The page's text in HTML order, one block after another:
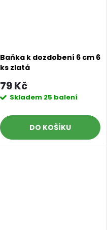
Baňka k dozdobení 6 cm 6
ks zlatá
79 Kč
Skladem 25 balení
DO KOŠÍKU